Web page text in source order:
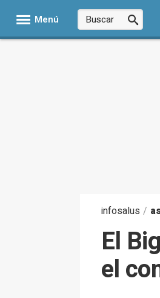
Menú
infosalus /
El
el